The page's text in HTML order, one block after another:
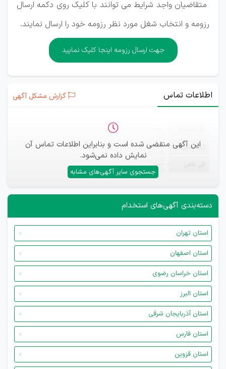
متقاضیان واجد شرایط می توانند با کلیک روی دکمه ارسال
رزومه و انتخاب شغل مورد نظر رزومه خود را ارسال نمایند.
جهت ارسال رزومه اینجا کلیک نمایید
اطلاعات تماس گزارش مشکل آگهی
این آگهی منقضی شده است و بنابراین اطلاعات تماس آن
نمایش داده نمی‌شود.
جستجوی سایر آگهی‌های مشابه
ایمیل —
—
دسته‌بندی آگهی‌های استخدام
استان تهران
استان اصفهان
استان خراسان رضوی
استان البرز
استان آذربایجان شرقی
استان فارس
استان قزوین